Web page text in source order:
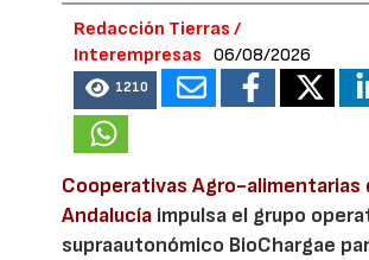
Redacción Tierras /
Interempresas
06/08/2026
1210
Cooperativas Agro-alimentarias
Andalucía impulsa el grupo
supraautonómico BioChargae